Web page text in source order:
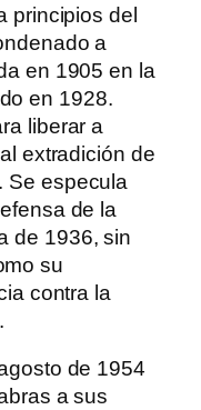
principios del
a
en 1905 en la
en 1928.
liberar a
extradición de
Se especula
de la
de 1936, sin
su
contra la
de 1954
a sus